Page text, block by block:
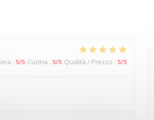
: 5/5 Cucina : 5/5 Qualità / Prezzo : 5/5